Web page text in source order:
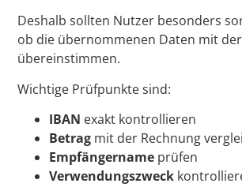
Deshalb sollten Nutzer besonders
ob die übernommenen Daten mit
übereinstimmen.
Wichtige Prüfpunkte sind:
IBAN exakt kontrollieren
Betrag mit der Rechnung
Empfängername prüfen
Verwendungszweck